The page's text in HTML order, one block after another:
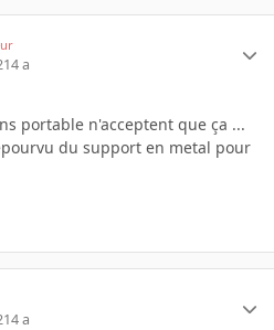
14 a
portable n'acceptent que ça ...
du support en metal pour
14 a